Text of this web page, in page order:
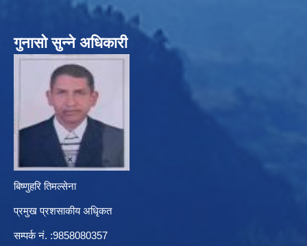
गुनासो सुन्ने अधिकारी
बिष्णुहरि तिमल्सेना
प्रमुख प्रशसाकीय अधिृकत
सम्पर्क न‌ं. :9858080357